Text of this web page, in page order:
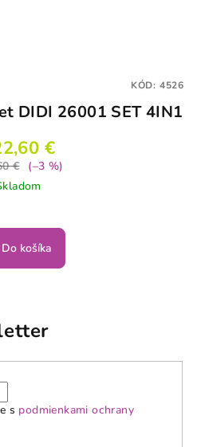
DIDI 26001 SET 4IN1
€
€
(–3 %)
Do košíka
KÓD: 4526
s podmienkami ochrany